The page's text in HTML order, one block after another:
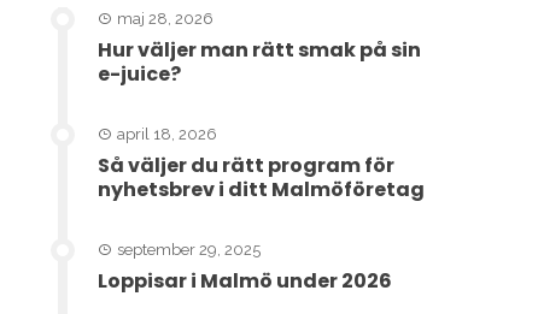
maj 28, 2026
Hur väljer man rätt smak på sin
e-juice?
april 18, 2026
Så väljer du rätt program för
nyhetsbrev i ditt Malmöföretag
september 29, 2025
Loppisar i Malmö under 2026